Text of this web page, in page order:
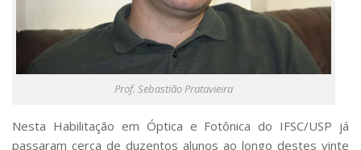
Prof. Sebastião Pratavieira
Nesta Habilitação em Óptica e Fotônica do IFSC/USP já
passaram cerca de duzentos alunos ao longo destes vinte